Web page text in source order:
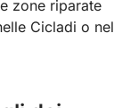
zone riparate
Cicladi o nel